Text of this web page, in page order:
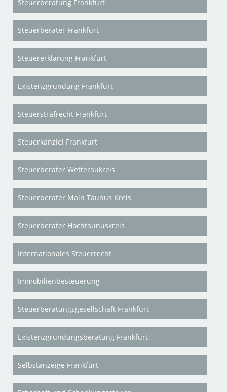
Steuerberatung Frankfurt
Steuerberater Frankfurt
Steuererklärung Frankfurt
Existenzgründung Frankfurt
Steuerstrafrecht Frankfurt
Steuerkanzlei Frankfurt
Steuerberater Wetteraukreis
Steuerberater Main Taunus Kreis
Steuerberater Hochtaunuskreis
Internationales Steuerrecht
Immobilienbesteuerung
Steuerberatungsgesellschaft Frankfurt
Existenzgründungsberatung Frankfurt
Selbstanzeige Frankfurt